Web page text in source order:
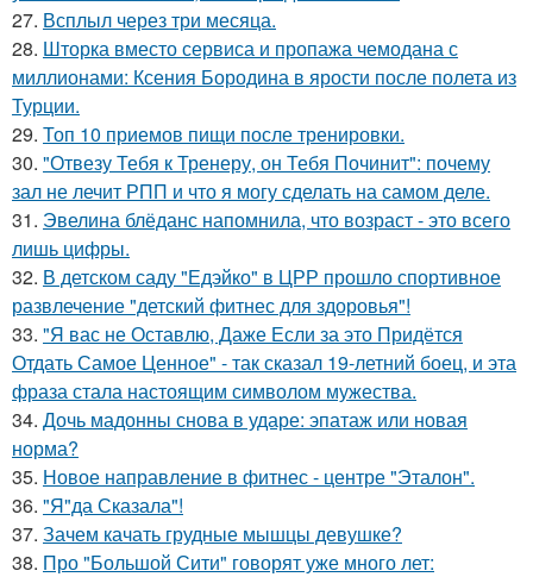
27. Всплыл через три месяца.
28. Шторка вместо сервиса и пропажа чемодана с
миллионами: Ксения Бородина в ярости после полета из
Турции.
29. Топ 10 приемов пищи после тренировки.
30. "Отвезу Тебя к Тренеру, он Тебя Починит": почему
зал не лечит РПП и что я могу сделать на самом деле.
31. Эвелина блёданс напомнила, что возраст - это всего
лишь цифры.
32. В детском саду "Едэйко" в ЦРР прошло спортивное
развлечение "детский фитнес для здоровья"!
33. "Я вас не Оставлю, Даже Если за это Придётся
Отдать Самое Ценное" - так сказал 19-летний боец, и эта
фраза стала настоящим символом мужества.
34. Дочь мадонны снова в ударе: эпатаж или новая
норма?
35. Новое направление в фитнес - центре "Эталон".
36. "Я"да Сказала"!
37. Зачем качать грудные мышцы девушке?
38. Про "Большой Сити" говорят уже много лет: